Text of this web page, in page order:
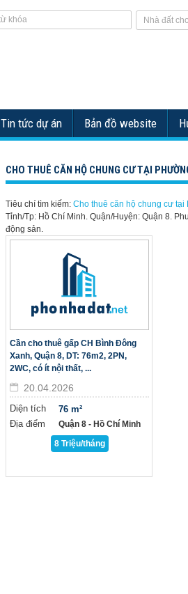
Nhà đất
Tin tức dự án Bản đồ website
CHO THUÊ CĂN HỘ CHUNG CƯ TẠI
Tiêu chí tìm kiếm: Cho thuê căn hộ chung cư
Tỉnh/Tp: Hồ Chí Minh. Quận/Huyện: Quận 8.
động sản.
Cần cho thuê gấp CH Bình Đông
Xanh, Quận 8, DT: 76m2, 2PN,
2WC, có ít nội thất, ...
20.04.2026
Diện tích
Địa điểm
76 m²
Quận 8 - Hồ Chí Minh
8 Triệu/tháng